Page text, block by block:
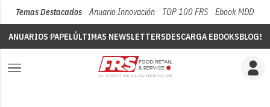
Temas Destacados Anuario Innovación TOP 100 FRS Ebook MDD
ANUARIOS PAPELÚLTIMAS NEWSLETTERSDESCARGA EBOOKSBLOGS